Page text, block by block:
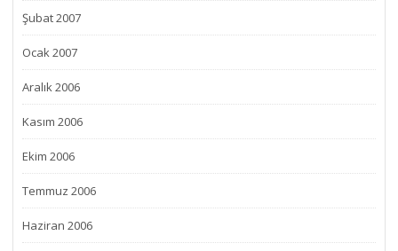
Şubat 2007
Ocak 2007
Aralık 2006
Kasım 2006
Ekim 2006
Temmuz 2006
Haziran 2006